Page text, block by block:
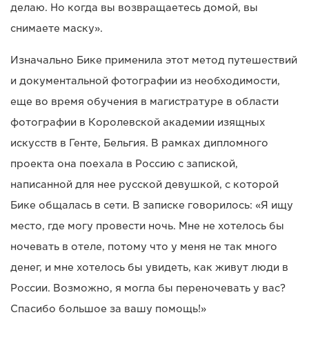
делаю. Но когда вы возвращаетесь домой, вы
снимаете маску».
Изначально Бике применила этот метод путешествий
и документальной фотографии из необходимости,
еще во время обучения в магистратуре в области
фотографии в Королевской академии изящных
искусств в Генте, Бельгия. В рамках дипломного
проекта она поехала в Россию с запиской,
написанной для нее русской девушкой, с которой
Бике общалась в сети. В записке говорилось: «Я ищу
место, где могу провести ночь. Мне не хотелось бы
ночевать в отеле, потому что у меня не так много
денег, и мне хотелось бы увидеть, как живут люди в
России. Возможно, я могла бы переночевать у вас?
Спасибо большое за вашу помощь!»